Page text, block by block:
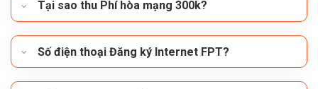
Tại sao thu Phí hòa mạng 300k?
Số điện thoại Đăng ký Internet FPT?